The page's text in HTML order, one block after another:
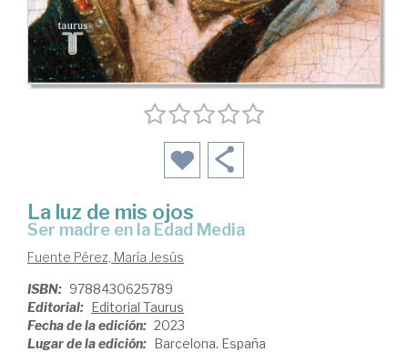
La luz de mis ojos
Ser madre en la Edad Media
Fuente Pérez, María Jesús
ISBN: 9788430625789
Editorial: Editorial Taurus
Fecha de la edición: 2023
Lugar de la edición: Barcelona. España